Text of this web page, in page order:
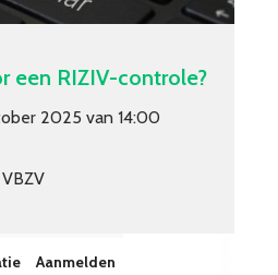
een RIZIV-controle?
2025 van 14:00
VBZV
Aanmelden